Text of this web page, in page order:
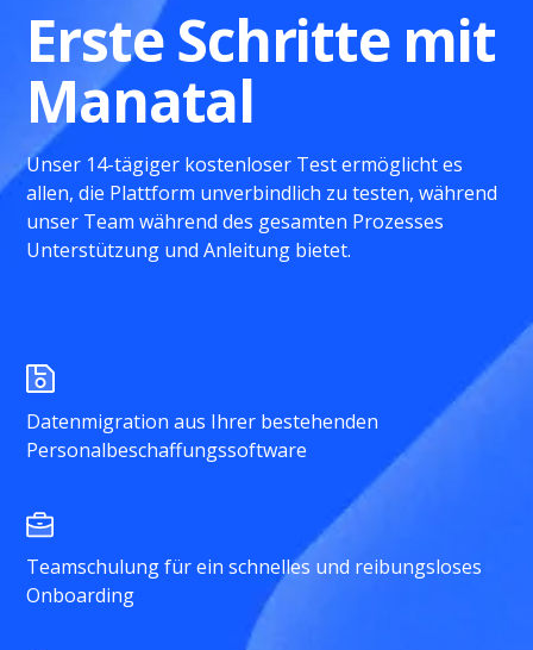
Erste Schritte mit
Manatal
Unser 14-tägiger kostenloser Test ermöglicht es
allen, die Plattform unverbindlich zu testen, während
unser Team während des gesamten Prozesses
Unterstützung und Anleitung bietet.
Datenmigration aus Ihrer bestehenden
Personalbeschaffungssoftware
Teamschulung für ein schnelles und reibungsloses
Onboarding